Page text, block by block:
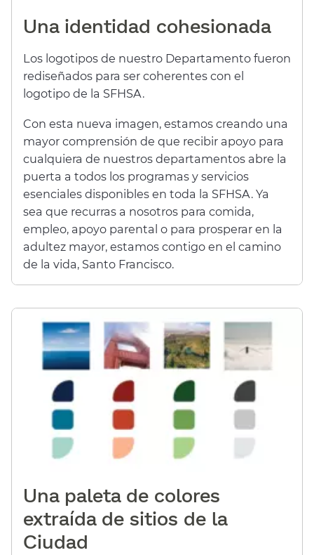
Una identidad cohesionada​​
Los logotipos de nuestro Departamento fueron
rediseñados para ser coherentes con el
logotipo de la SFHSA.​​
Con esta nueva imagen, estamos creando una
mayor comprensión de que recibir apoyo para
cualquiera de nuestros departamentos abre la
puerta a todos los programas y servicios
esenciales disponibles en toda la SFHSA. Ya
sea que recurras a nosotros para comida,
empleo, apoyo parental o para prosperar en la
adultez mayor, estamos contigo en el camino
de la vida, Santo Francisco.​​
Una paleta de colores
extraída de sitios de la
Ciudad​​